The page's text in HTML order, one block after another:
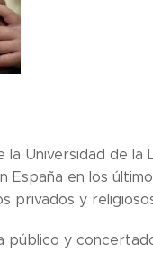
Universidad de la
España en los
privados y
público y